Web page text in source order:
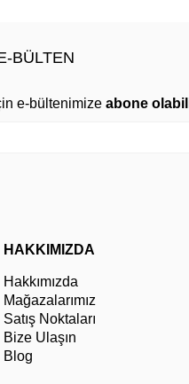
BÜLTEN
e-bültenimize abone
HAKKIMIZDA
Hakkımızda
Mağazalarımız
Satış Noktaları
Bize Ulaşın
Blog